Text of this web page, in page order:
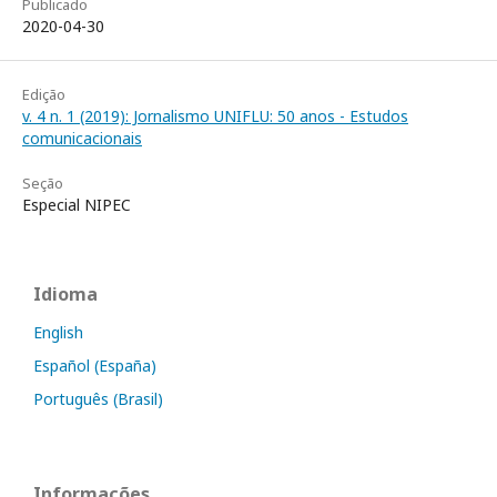
Publicado
2020-04-30
Edição
v. 4 n. 1 (2019): Jornalismo UNIFLU: 50 anos - Estudos
comunicacionais
Seção
Especial NIPEC
Idioma
English
Español (España)
Português (Brasil)